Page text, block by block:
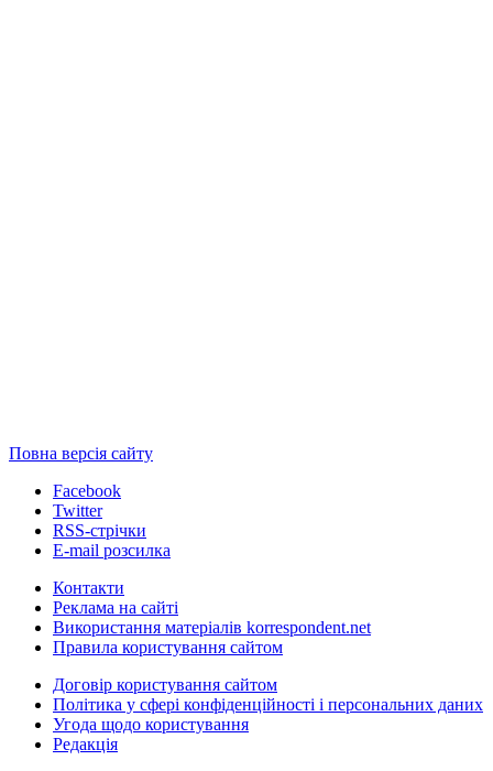
Повна версія сайту
Facebook
Twitter
RSS-стрічки
E-mail розсилка
Контакти
Реклама на сайті
Використання матеріалів korrespondent.net
Правила користування сайтом
Договір користування сайтом
Політика у сфері конфіденційності і персональних даних
Угода щодо користування
Редакція